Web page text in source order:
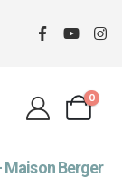
0
Berger